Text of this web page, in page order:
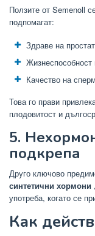
Ползите от Semenoll
подпомагат:
Здраве на
Жизнеспособност
Качество на
Това го прави
плодовитост и
5.
подкрепа
Друго ключово
синтетични хормони
употреба, когато се
Как